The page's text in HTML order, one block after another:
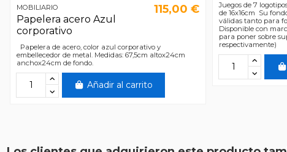
MOBILIARIO
Papelera acero Azul
corporativo
115,00 €
Papelera de acero, color azul corporativo y
embellecedor de metal. Medidas: 67,5cm altox24cm
anchox24cm de fondo.
Añadir al carrito
Juegos de 7
de 16x16cm Su
válidas tanto para
Disponible con
para poner sobre
respectivamente)